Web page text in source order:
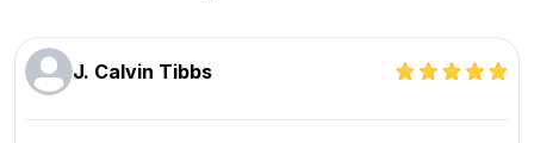
J. Calvin Tibbs